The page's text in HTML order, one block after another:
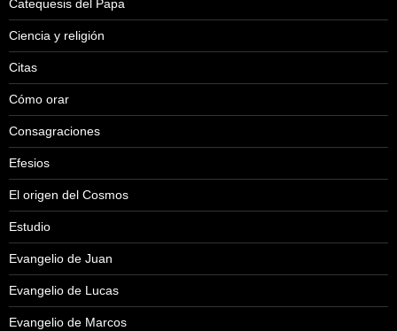
Catequesis del Papa
Ciencia y religión
Citas
Cómo orar
Consagraciones
Efesios
El origen del Cosmos
Estudio
Evangelio de Juan
Evangelio de Lucas
Evangelio de Marcos